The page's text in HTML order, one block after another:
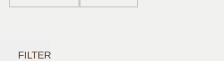
FILTER